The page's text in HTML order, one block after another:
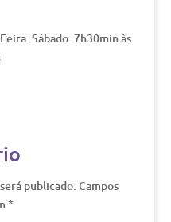
Sábado: 7h30min às
publicado. Campos
*